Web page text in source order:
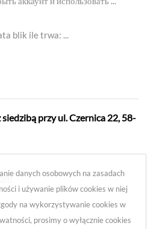
danych osobowych na zasadach
i używanie plików cookies w niej
na wykorzystywanie cookies w
prosimy o wyłącznie cookies
blik ile trwa: ...
siedzibą przy ul. Czernica 22, 58-